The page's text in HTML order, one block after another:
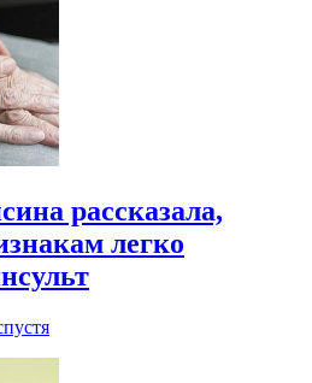
рассказала,
легко